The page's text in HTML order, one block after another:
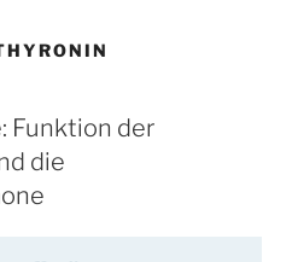
Funktion der
die